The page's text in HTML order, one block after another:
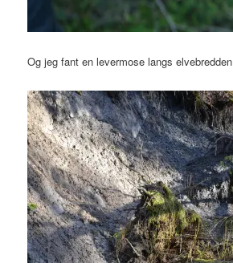
Og jeg fant en levermose langs elvebredden